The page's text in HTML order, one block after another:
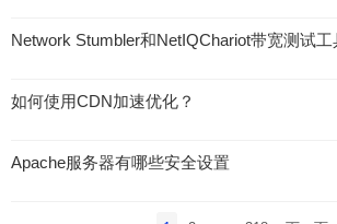
Network Stumbler和NetIQChariot带宽测试
如何使用CDN加速优化？
Apache服务器有哪些安全设置